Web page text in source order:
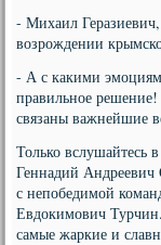
- Михаил
возрождении
- А с какими
правильное
связаны важнейшие
Только вслушайтесь
Геннадий
с непобедимой
Евдокимович
самые жаркие и